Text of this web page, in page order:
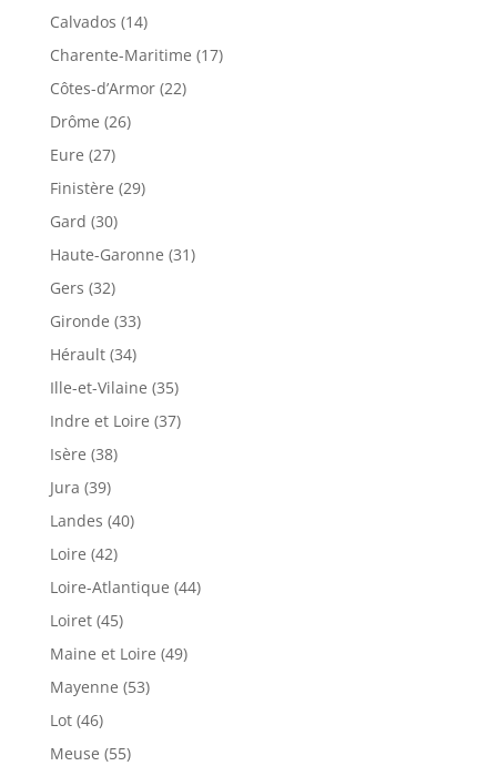
Calvados (14)
Charente-Maritime (17)
Côtes-d’Armor (22)
Drôme (26)
Eure (27)
Finistère (29)
Gard (30)
Haute-Garonne (31)
Gers (32)
Gironde (33)
Hérault (34)
Ille-et-Vilaine (35)
Indre et Loire (37)
Isère (38)
Jura (39)
Landes (40)
Loire (42)
Loire-Atlantique (44)
Loiret (45)
Maine et Loire (49)
Mayenne (53)
Lot (46)
Meuse (55)